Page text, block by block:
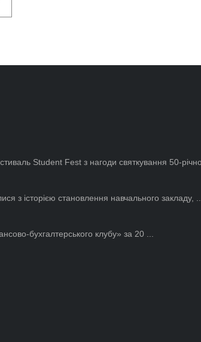
Student Fest з нагоди святкування 50-
з історією становлення навчального закладу, ...
бухгалтерського клубу» за 20 ...